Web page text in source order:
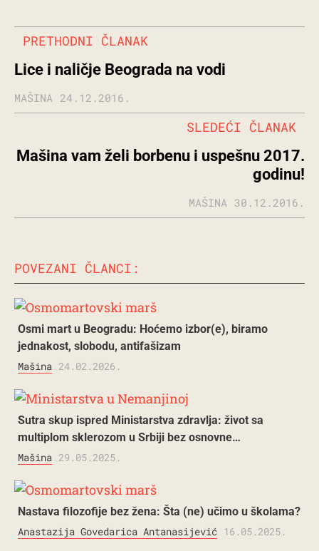
PRETHODNI ČLANAK
Lice i naličje Beograda na vodi
MAŠINA 24.12.2016.
Mašina vam želi borbenu i uspešnu 2017.
godinu!
SLEDEĆI ČLANAK
MAŠINA 30.12.2016.
POVEZANI ČLANCI:
Osmi mart u Beogradu: Hoćemo izbor(e), biramo
jednakost, slobodu, antifašizam
Mašina 24.02.2026.
Sutra skup ispred Ministarstva zdravlja: život sa
multiplom sklerozom u Srbiji bez osnovne…
Mašina 29.05.2025.
Nastava filozofije bez žena: Šta (ne) učimo u školama?
Anastazija Govedarica Antanasijević 16.05.2025.